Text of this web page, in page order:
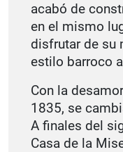
acabó de
en el mismo
disfrutar de su
estilo barroco
Con la
1835, se
A finales del
Casa de la